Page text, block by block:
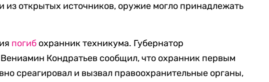
открытых источников, оружие могло принадлежать
погиб охранник техникума. Губернатор
Кондратьев сообщил, что охранник первым
среагировал и вызвал правоохранительные органы,